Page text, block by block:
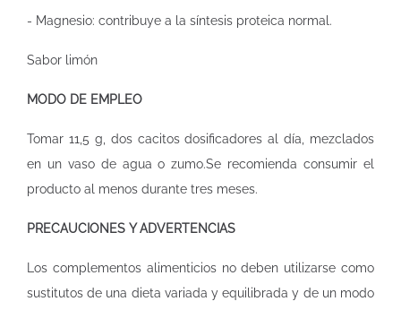
- Magnesio: contribuye a la síntesis proteica normal.
Sabor limón
MODO DE EMPLEO
Tomar 11,5 g, dos cacitos dosificadores al día, mezclados
en un vaso de agua o zumo.Se recomienda consumir el
producto al menos durante tres meses.
PRECAUCIONES Y ADVERTENCIAS
Los complementos alimenticios no deben utilizarse como
sustitutos de una dieta variada y equilibrada y de un modo